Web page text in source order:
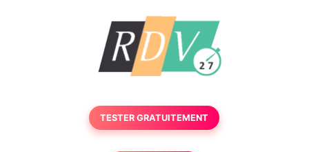
TESTER GRATUITEMENT